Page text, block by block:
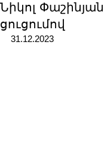
Նիկոլ
ցուցումով
31.12.2023